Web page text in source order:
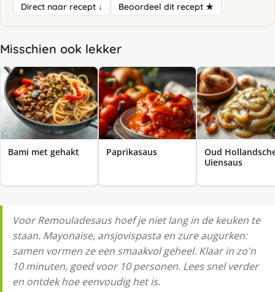
Direct naar recept ↓ Beoordeel dit recept ★
Misschien ook lekker
Bami met gehakt Paprikasaus
Oud
Uiensaus
Voor Remouladesaus hoef je niet lang in de keuken te
staan. Mayonaise, ansjovispasta en zure augurken:
samen vormen ze een smaakvol geheel. Klaar in zo'n
10 minuten, goed voor 10 personen. Lees snel verder
en ontdek hoe eenvoudig het is.